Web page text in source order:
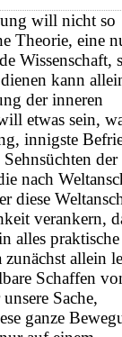
will nicht so
Theorie, eine
Wissenschaft,
kann
der inneren
etwas sein,
innigste
der
nach
diese
verankern,
alles
allein
Schaffen
Sache,
ganze